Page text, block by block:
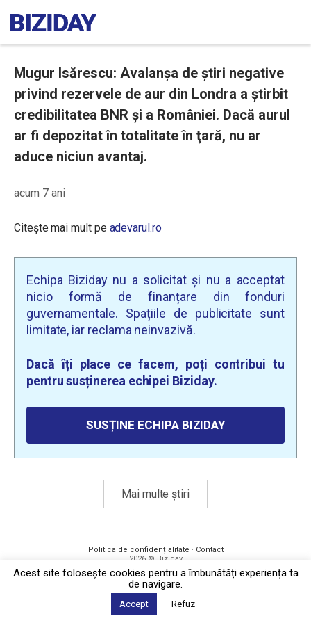
Mugur Isărescu: Avalanșa de știri negative
privind rezervele de aur din Londra a știrbit
credibilitatea BNR și a României. Dacă aurul
ar fi depozitat în totalitate în ţară, nu ar
aduce niciun avantaj.
acum 7 ani
Citește mai mult pe adevarul.ro
Echipa Biziday nu a solicitat și nu a acceptat
nicio formă de finanțare din fonduri
guvernamentale. Spațiile de publicitate sunt
limitate, iar reclama neinvazivă.
Dacă îți place ce facem, poți contribui tu
pentru susținerea echipei Biziday.
SUSȚINE ECHIPA BIZIDAY
Mai multe știri
Politica de confidențialitate · Contact
2026 © Biziday
Acest site foloseşte cookies pentru a îmbunătăți experiența ta
de navigare.
Accept Refuz